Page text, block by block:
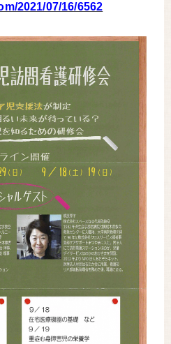
2021/07/16/6562